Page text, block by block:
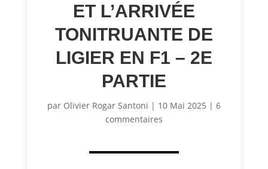
ET L’ARRIVÉE
TONITRUANTE DE
LIGIER EN F1 – 2E
PARTIE
par Olivier Rogar Santoni | 10 Mai 2025 | 6
commentaires